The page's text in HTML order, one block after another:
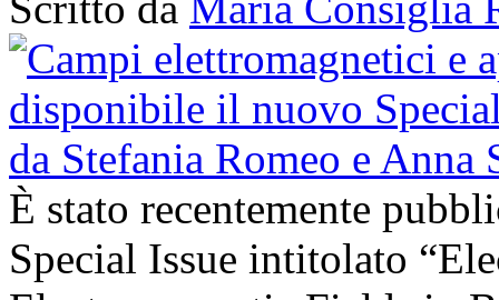
È stato recentemente
Special Issue intitolato